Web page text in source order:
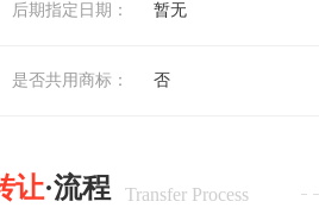
后期指定日期： 暂无
是否共用商标： 否
让·流程 Transfer Process